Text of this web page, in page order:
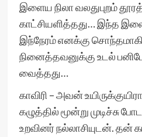
இளைய நிலா வலதுபுறம்
காட்சியளித்தது… இந்த
இந்நேரம் எனக்கு
நினைத்தவனுக்கு உடல்
வைத்தது…
காவிரி – அவன்
கழுத்தில் மூன்று முடிச்சு
உறவினர் நல்லாசியுடன்.